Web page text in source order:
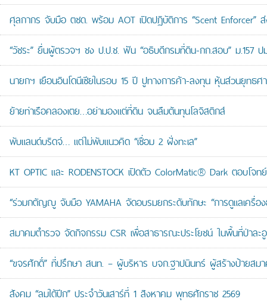
ศุลกากร จับมือ ตชด. พร้อม AOT เปิดปฏิบัติการ “Scent Enforcer”
“วัชระ” ยื่นผู้ตรวจฯ ชง ป.ป.ช. ฟัน “อธิบดีกรมที่ดิน-กก.สอบ” ม.157 ป
นายกฯ เยือนอินโดนีเซียในรอบ 15 ปี ปูทางการค้า-ลงทุน หุ้นส่วนยุทธศ
ย้ายท่าเรือคลองเตย…อย่ามองแต่ที่ดิน จนลืมต้นทุนโลจิสติกส์
พับแลนด์บริดจ์… แต่ไม่พับแนวคิด “เชื่อม 2 ฝั่งทะเล”
KT OPTIC และ RODENSTOCK เปิดตัว ColorMatic® Dark ตอบโจ
“ร่วมกตัญญู จับมือ YAMAHA จัดอบรมยกระดับทักษะ “การดูแลเครื่อ
สมาคมตำรวจ จัดกิจกรรม CSR เพื่อสาธารณะประโยชน์ ในพื้นที่ป่าละอู
“ขจรศักดิ์” ที่ปรึกษา สนท. – ผู้บริหาร บจก.ฐาปนินทร์ ผู้สร้างป้ายสม
สังคม “ลมใต้ปีก” ประจำวันเสาร์ที่ 1 สิงหาคม พุทธศักราช 2569